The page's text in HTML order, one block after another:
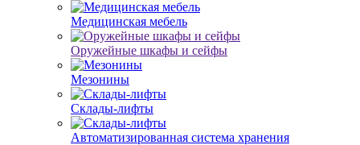
Медицинская мебель
Оружейные шкафы и сейфы
Мезонины
Склады-лифты
Автоматизированная система хранения